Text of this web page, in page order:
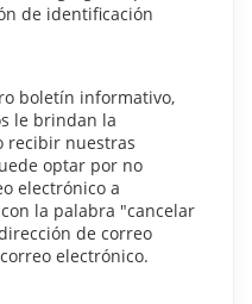
de identificación
boletín informativo,
le brindan la
recibir nuestras
optar por no
electrónico a
la palabra "cancelar
de correo
electrónico.